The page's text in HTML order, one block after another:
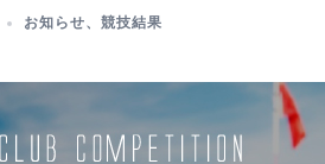
お知らせ、 競技結果